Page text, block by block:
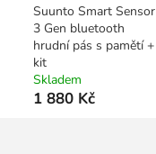
Suunto Smart Sensor
3 Gen bluetooth
hrudní pás s pamětí +
kit
Skladem
1 880 Kč